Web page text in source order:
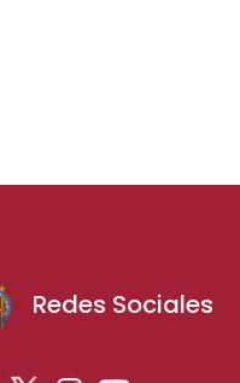
Redes Sociales